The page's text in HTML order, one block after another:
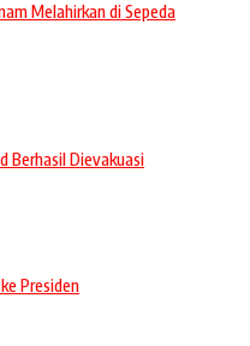
Melahirkan di Sepeda
Berhasil Dievakuasi
Presiden